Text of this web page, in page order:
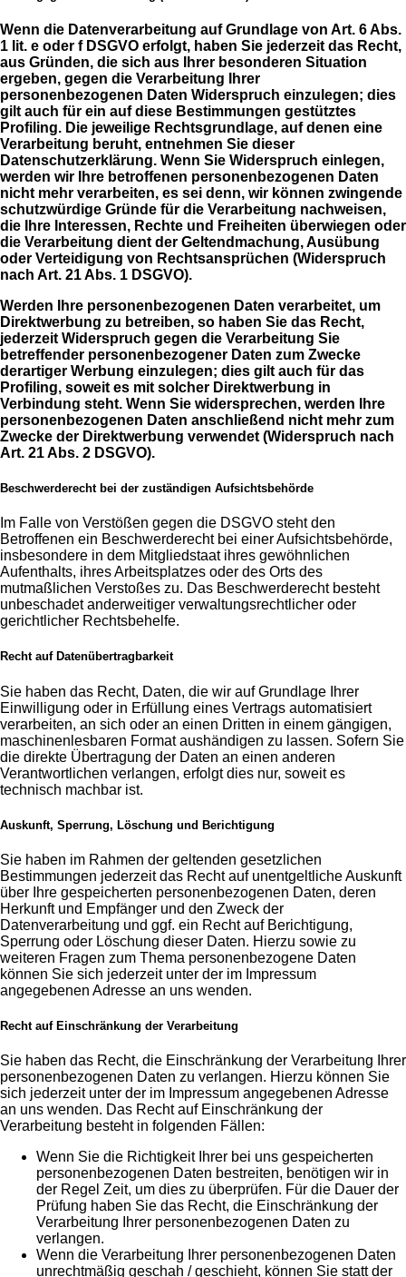
Wenn die Datenverarbeitung auf Grundlage von Art. 6 Abs.
1 lit. e oder f DSGVO erfolgt, haben Sie jederzeit das Recht,
aus Gründen, die sich aus Ihrer besonderen Situation
ergeben, gegen die Verarbeitung Ihrer
personenbezogenen Daten Widerspruch einzulegen; dies
gilt auch für ein auf diese Bestimmungen gestütztes
Profiling. Die jeweilige Rechtsgrundlage, auf denen eine
Verarbeitung beruht, entnehmen Sie dieser
Datenschutzerklärung. Wenn Sie Widerspruch einlegen,
werden wir Ihre betroffenen personenbezogenen Daten
nicht mehr verarbeiten, es sei denn, wir können zwingende
schutzwürdige Gründe für die Verarbeitung nachweisen,
die Ihre Interessen, Rechte und Freiheiten überwiegen oder
die Verarbeitung dient der Geltendmachung, Ausübung
oder Verteidigung von Rechtsansprüchen (Widerspruch
nach Art. 21 Abs. 1 DSGVO).
Werden Ihre personenbezogenen Daten verarbeitet, um
Direktwerbung zu betreiben, so haben Sie das Recht,
jederzeit Widerspruch gegen die Verarbeitung Sie
betreffender personenbezogener Daten zum Zwecke
derartiger Werbung einzulegen; dies gilt auch für das
Profiling, soweit es mit solcher Direktwerbung in
Verbindung steht. Wenn Sie widersprechen, werden Ihre
personenbezogenen Daten anschließend nicht mehr zum
Zwecke der Direktwerbung verwendet (Widerspruch nach
Art. 21 Abs. 2 DSGVO).
Beschwerderecht bei der zuständigen Aufsichtsbehörde
Im Falle von Verstößen gegen die DSGVO steht den
Betroffenen ein Beschwerderecht bei einer Aufsichtsbehörde,
insbesondere in dem Mitgliedstaat ihres gewöhnlichen
Aufenthalts, ihres Arbeitsplatzes oder des Orts des
mutmaßlichen Verstoßes zu. Das Beschwerderecht besteht
unbeschadet anderweitiger verwaltungsrechtlicher oder
gerichtlicher Rechtsbehelfe.
Recht auf Datenübertragbarkeit
Sie haben das Recht, Daten, die wir auf Grundlage Ihrer
Einwilligung oder in Erfüllung eines Vertrags automatisiert
verarbeiten, an sich oder an einen Dritten in einem gängigen,
maschinenlesbaren Format aushändigen zu lassen. Sofern Sie
die direkte Übertragung der Daten an einen anderen
Verantwortlichen verlangen, erfolgt dies nur, soweit es
technisch machbar ist.
Auskunft, Sperrung, Löschung und Berichtigung
Sie haben im Rahmen der geltenden gesetzlichen
Bestimmungen jederzeit das Recht auf unentgeltliche Auskunft
über Ihre gespeicherten personenbezogenen Daten, deren
Herkunft und Empfänger und den Zweck der
Datenverarbeitung und ggf. ein Recht auf Berichtigung,
Sperrung oder Löschung dieser Daten. Hierzu sowie zu
weiteren Fragen zum Thema personenbezogene Daten
können Sie sich jederzeit unter der im Impressum
angegebenen Adresse an uns wenden.
Recht auf Einschränkung der Verarbeitung
Sie haben das Recht, die Einschränkung der Verarbeitung Ihrer
personenbezogenen Daten zu verlangen. Hierzu können Sie
sich jederzeit unter der im Impressum angegebenen Adresse
an uns wenden. Das Recht auf Einschränkung der
Verarbeitung besteht in folgenden Fällen:
Wenn Sie die Richtigkeit Ihrer bei uns gespeicherten
personenbezogenen Daten bestreiten, benötigen wir in
der Regel Zeit, um dies zu überprüfen. Für die Dauer der
Prüfung haben Sie das Recht, die Einschränkung der
Verarbeitung Ihrer personenbezogenen Daten zu
verlangen.
Wenn die Verarbeitung Ihrer personenbezogenen Daten
unrechtmäßig geschah / geschieht, können Sie statt der